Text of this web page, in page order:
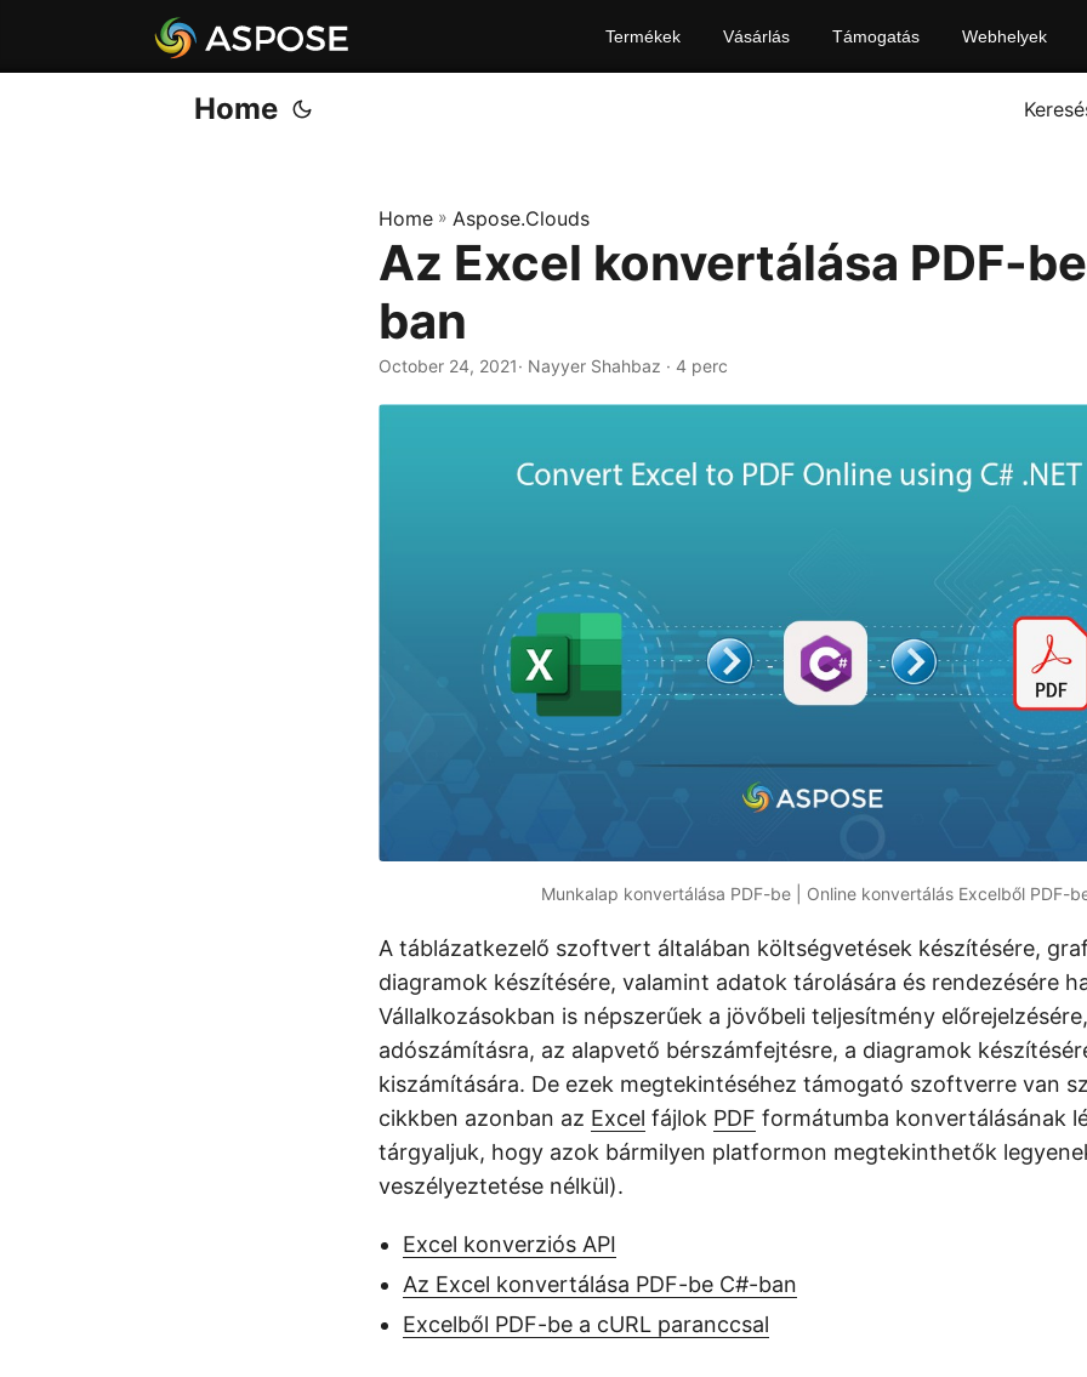
Termékek Vásárlás Támogatás Webhelyek
Home
Home » Aspose.Clouds
Az Excel konvertálása PDF-
ban
October 24, 2021· Nayyer Shahbaz · 4 perc
Munkalap konvertálása PDF-be | Online konvertálás Excelből PDF-
A táblázatkezelő szoftvert általában költségvetések készítésére,
diagramok készítésére, valamint adatok tárolására és rendezésére
Vállalkozásokban is népszerűek a jövőbeli teljesítmény
adószámításra, az alapvető bérszámfejtésre, a diagramok
kiszámítására. De ezek megtekintéséhez támogató szoftverre van
cikkben azonban az Excel fájlok PDF formátumba konvertálásának
tárgyaljuk, hogy azok bármilyen platformon megtekinthetők
veszélyeztetése nélkül).
Excel konverziós API
Az Excel konvertálása PDF-be C#-ban
Excelből PDF-be a cURL paranccsal